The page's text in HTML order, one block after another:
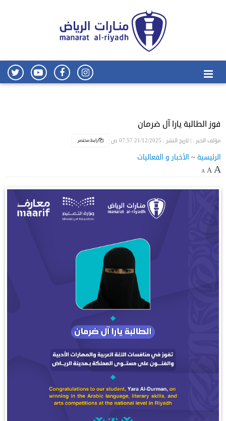
فوز الطالبة يارا آل ضرمان
مؤلف الخبر : | تاريخ النشر : 21/12/2025 07:57 ص رابط مختصر
الرئيسية ~ الأخبار و الفعاليات
A A A